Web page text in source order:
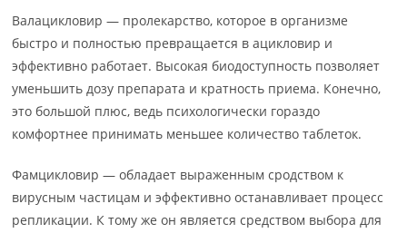
Валацикловир — пролекарство, которое в организме
быстро и полностью превращается в ацикловир и
эффективно работает. Высокая биодоступность позволяет
уменьшить дозу препарата и кратность приема. Конечно,
это большой плюс, ведь психологически гораздо
комфортнее принимать меньшее количество таблеток.
Фамцикловир — обладает выраженным сродством к
вирусным частицам и эффективно останавливает процесс
репликации. К тому же он является средством выбора для